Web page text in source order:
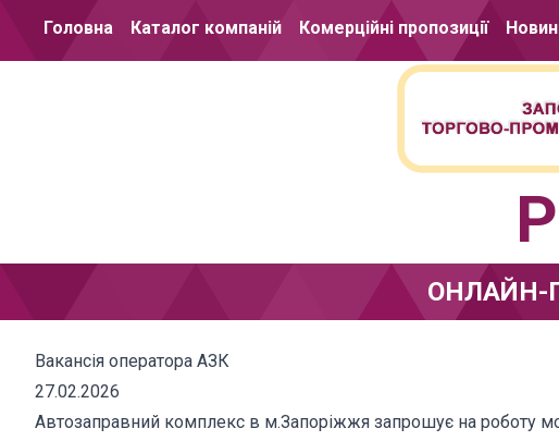
Головна Каталог компаній Комерційні пропозиції
ОНЛАЙН-
Вакансія оператора АЗК
27.02.2026
Автозаправний комплекс в м.Запоріжжя запрошує на роботу